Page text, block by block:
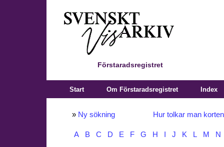
Förstaradsregistret
Start Om Förstaradsregistret Index
» Ny sökning Hur tolkar man
A B C D E F G H J K L M N